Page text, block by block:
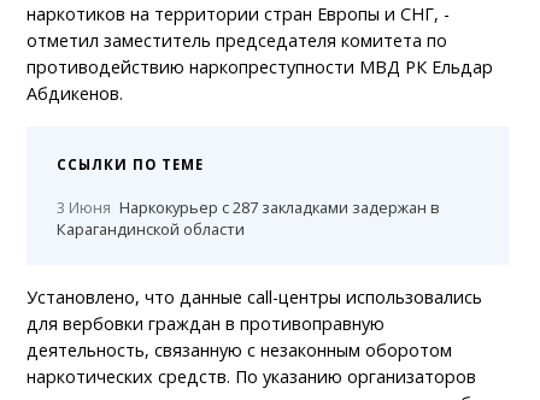
наркотиков на территории стран Европы и СНГ, -
отметил заместитель председателя комитета по
противодействию наркопреступности МВД РК Ельдар
Абдикенов.
ССЫЛКИ ПО ТЕМЕ
3 Июня Наркокурьер с 287 закладками задержан в
Карагандинской области
Установлено, что данные call-центры использовались
для вербовки граждан в противоправную
деятельность, связанную с незаконным оборотом
наркотических средств. По указанию организаторов